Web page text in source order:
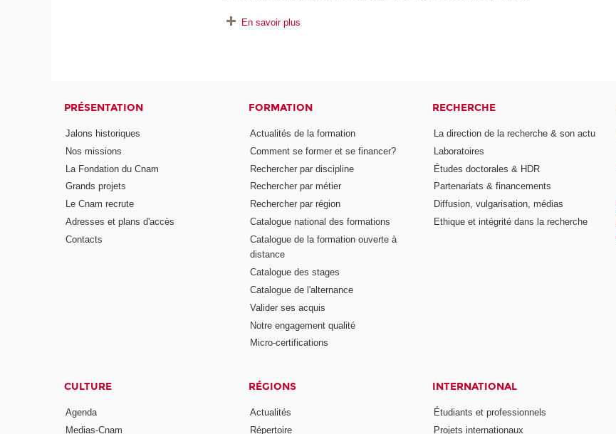
En savoir plus
PRÉSENTATION
Jalons historiques
Nos missions
La Fondation du Cnam
Grands projets
Le Cnam recrute
Adresses et plans d'accès
Contacts
FORMATION
Actualités de la formation
Comment se former et se financer?
Rechercher par discipline
Rechercher par métier
Rechercher par région
Catalogue national des formations
Catalogue de la formation ouverte à
distance
Catalogue des stages
Catalogue de l'alternance
Valider ses acquis
Notre engagement qualité
Micro-certifications
RECHERCHE
La direction de la recherche & son actu
Laboratoires
Études doctorales & HDR
Partenariats & financements
Diffusion, vulgarisation, médias
Ethique et intégrité dans la recherche
CULTURE
Agenda
Medias-Cnam
RÉGIONS
Actualités
Répertoire
INTERNATIONAL
Étudiants et professionnels
Projets internationaux